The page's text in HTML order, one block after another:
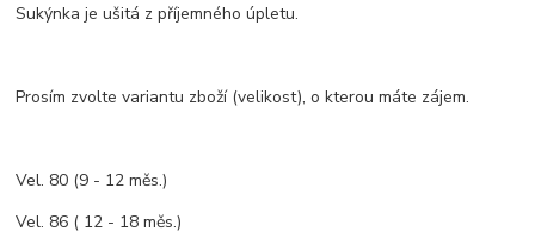
Sukýnka je ušitá z příjemného úpletu.
Prosím zvolte variantu zboží (velikost), o kterou máte zájem.
Vel. 80 (9 - 12 měs.)
Vel. 86 ( 12 - 18 měs.)